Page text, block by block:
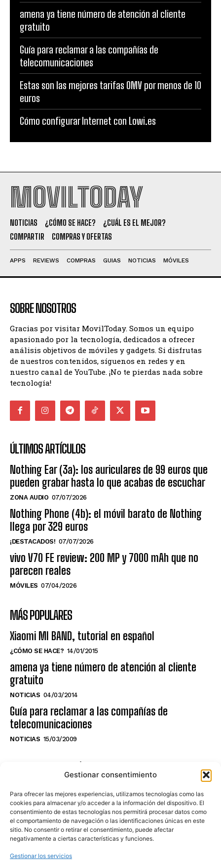
Gestionar consentimiento
Para ofrecer las mejores experiencias, utilizamos tecnologías como las
cookies para almacenar y/o acceder a la información del dispositivo. El
consentimiento de estas tecnologías nos permitirá procesar datos como
el comportamiento de navegación o las identificaciones únicas en este
sitio. No consentir o retirar el consentimiento, puede afectar
negativamente a ciertas características y funciones.
Gestionar los servicios
amena ya tiene número de atención al cliente
gratuito
Guía para reclamar a las compañías de
telecomunicaciones
Estas son las mejores tarifas OMV por menos de 10
euros
Cómo configurar Internet con Lowi.es
MOVILTODAY
NOTICIAS ¿CÓMO SE HACE?
¿CUÁL ES EL MEJOR?
COMPARTIR
COMPRAS Y OFERTAS
APPS REVIEWS COMPRAS GUIAS NOTICIAS MÓVILES
SOBRE NOSOTROS
Gracias por visitar MovilToday. Somos un equipo
apasionado por la tecnología, dedicados a ofrecer
análisis objetivos de móviles y gadgets. Si disfrutas
de nuestros contenidos, síguenos en redes y en
nuestro canal de YouTube. ¡No te pierdas nada sobre
tecnología!
ÚLTIMOS ARTÍCULOS
Nothing Ear (3a): los auriculares de 99 euros que
pueden grabar hasta lo que acabas de escuchar
ZONA AUDIO 07/07/2026
Nothing Phone (4b): el móvil barato de Nothing
llega por 329 euros
¡DESTACADOS! 07/07/2026
vivo V70 FE review: 200 MP y 7000 mAh que no
parecen reales
MÓVILES 07/04/2026
MÁS POPULARES
Xiaomi MI BAND, tutorial en español
¿CÓMO SE HACE? 14/01/2015
amena ya tiene número de atención al cliente
gratuito
NOTICIAS 04/03/2014
Guía para reclamar a las compañías de
telecomunicaciones
NOTICIAS 15/03/2009
NO TE PIERDAS LO ÚLTIMO DEL CANAL
Haz clic en «Estoy de acuerdo» para
activar Youtube
POLÍTICA DE COOKIES